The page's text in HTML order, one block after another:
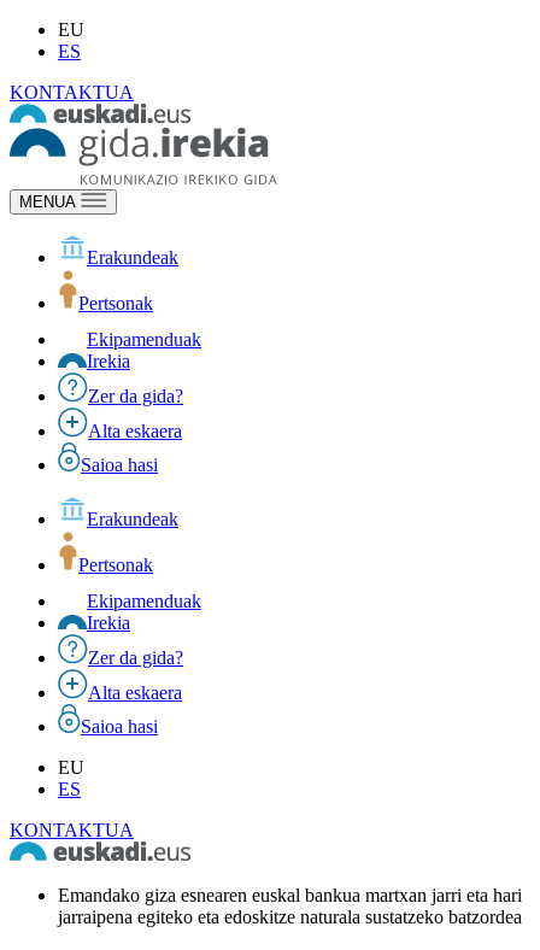
EU
ES
KONTAKTUA
MENUA
Erakundeak
Pertsonak
Ekipamenduak
Irekia
Zer da gida?
Alta eskaera
Saioa hasi
Erakundeak
Pertsonak
Ekipamenduak
Irekia
Zer da gida?
Alta eskaera
Saioa hasi
EU
ES
KONTAKTUA
Emandako giza esnearen euskal bankua martxan jarri eta hari
jarraipena egiteko eta edoskitze naturala sustatzeko batzordea